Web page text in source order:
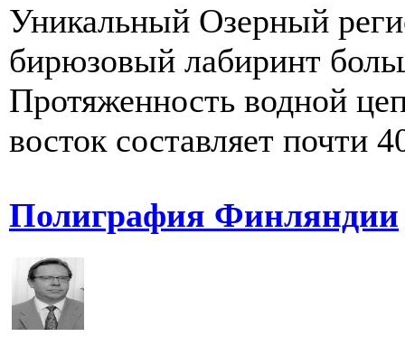
Уникальный Озерный
бирюзовый лабиринт
Протяженность водной
восток составляет почти
Полиграфия Финляндии